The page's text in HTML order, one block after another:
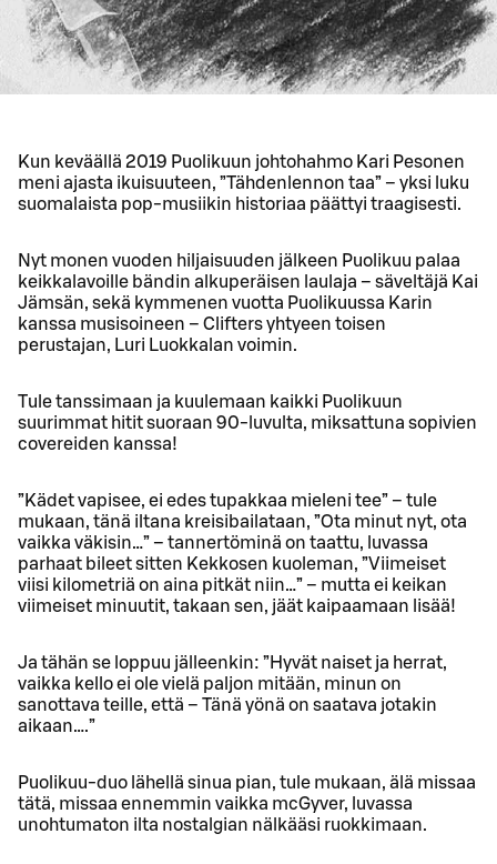
Kun keväällä 2019 Puolikuun johtohahmo Kari Pesonen
meni ajasta ikuisuuteen, ”Tähdenlennon taa” – yksi luku
suomalaista pop-musiikin historiaa päättyi traagisesti.
Nyt monen vuoden hiljaisuuden jälkeen Puolikuu palaa
keikkalavoille bändin alkuperäisen laulaja – säveltäjä Kai
Jämsän, sekä kymmenen vuotta Puolikuussa Karin
kanssa musisoineen – Clifters yhtyeen toisen
perustajan, Luri Luokkalan voimin.
Tule tanssimaan ja kuulemaan kaikki Puolikuun
suurimmat hitit suoraan 90-luvulta, miksattuna sopivien
covereiden kanssa!
”Kädet vapisee, ei edes tupakkaa mieleni tee” – tule
mukaan, tänä iltana kreisibailataan, ”Ota minut nyt, ota
vaikka väkisin…” – tannertöminä on taattu, luvassa
parhaat bileet sitten Kekkosen kuoleman, ”Viimeiset
viisi kilometriä on aina pitkät niin…” – mutta ei keikan
viimeiset minuutit, takaan sen, jäät kaipaamaan lisää!
Ja tähän se loppuu jälleenkin: ”Hyvät naiset ja herrat,
vaikka kello ei ole vielä paljon mitään, minun on
sanottava teille, että – Tänä yönä on saatava jotakin
aikaan….”
Puolikuu-duo lähellä sinua pian, tule mukaan, älä missaa
tätä, missaa ennemmin vaikka mcGyver, luvassa
unohtumaton ilta nostalgian nälkääsi ruokkimaan.